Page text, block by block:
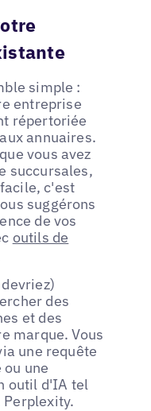
simple :
entreprise
répertoriée
annuaires.
vous avez
succursales,
c'est
suggérons
de vos
outils de
des
et des
marque. Vous
une requête
une
outil d'IA tel
Perplexity.